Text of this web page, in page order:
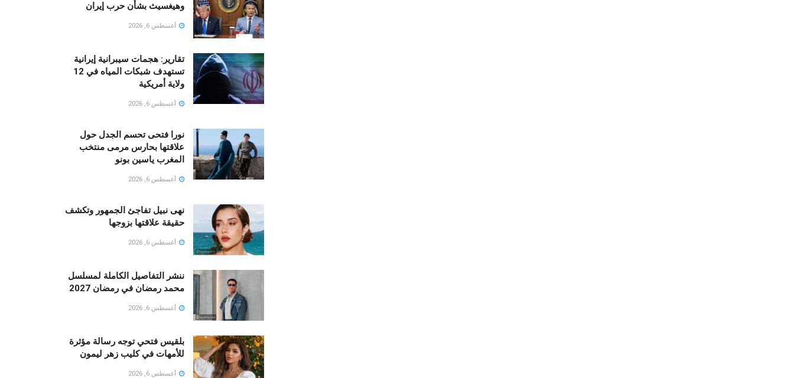
وهيغسيث بشأن حرب إيران
أغسطس 6, 2026
تقارير: هجمات سيبرانية إيرانية
تستهدف شبكات المياه في 12
ولاية أمريكية
أغسطس 6, 2026
نورا فتحى تحسم الجدل حول
علاقتها بحارس مرمى منتخب
المغرب ياسين بونو ‏
أغسطس 6, 2026
نهى نبيل تفاجئ الجمهور وتكشف
حقيقة علاقتها بزوجها
أغسطس 6, 2026
ننشر التفاصيل الكاملة لمسلسل
محمد رمضان في رمضان 2027
أغسطس 6, 2026
بلقيس فتحي توجه رسالة مؤثرة
للأمهات في كليب زهر ليمون ‏
أغسطس 6, 2026